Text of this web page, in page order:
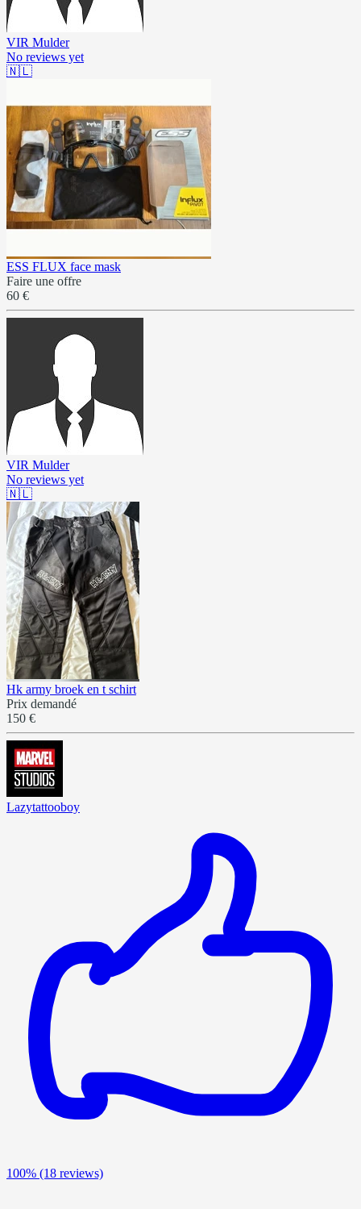
VIR Mulder
No reviews yet
🇳🇱
ESS FLUX face mask
Faire une offre
60 €
VIR Mulder
No reviews yet
🇳🇱
Hk army broek en t schirt
Prix demandé
150 €
Lazytattooboy
100% (18 reviews)